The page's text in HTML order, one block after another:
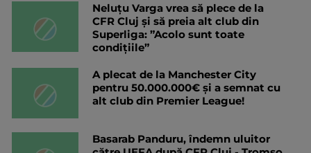
Neluțu Varga vrea să plece de la
CFR Cluj și să preia alt club din
Superliga: ”Acolo sunt toate
condițiile”
A plecat de la Manchester City
pentru 50.000.000€ și a semnat cu
alt club din Premier League!
Basarab Panduru, îndemn uluitor